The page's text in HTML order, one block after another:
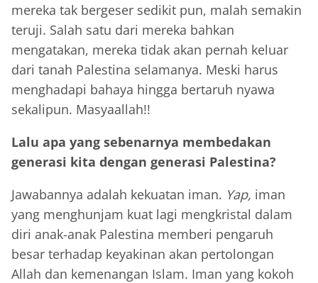
mereka tak bergeser sedikit pun, malah semakin
teruji. Salah satu dari mereka bahkan
mengatakan, mereka tidak akan pernah keluar
dari tanah Palestina selamanya. Meski harus
menghadapi bahaya hingga bertaruh nyawa
sekalipun. Masyaallah!!
Lalu apa yang sebenarnya membedakan
generasi kita dengan generasi Palestina?
Jawabannya adalah kekuatan iman. Yap, iman
yang menghunjam kuat lagi mengkristal dalam
diri anak-anak Palestina memberi pengaruh
besar terhadap keyakinan akan pertolongan
Allah dan kemenangan Islam. Iman yang kokoh